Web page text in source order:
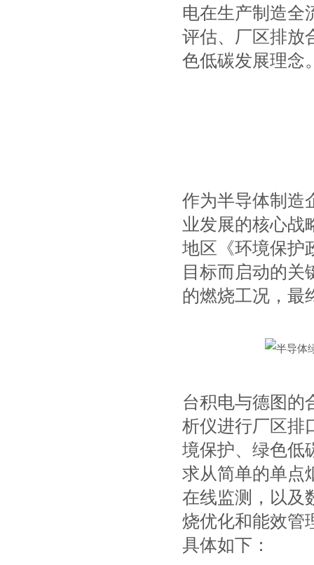
电在生产制造全
评估、厂区排放
色低碳发展理念
作为半导体制造
业发展的核心战
地区《环境保护
目标而启动的关
的燃烧工况，最
台积电与德图的
析仪进行厂区排
境保护、绿色低
求从简单的单点
在线监测，以及
烧优化和能效管
具体如下：